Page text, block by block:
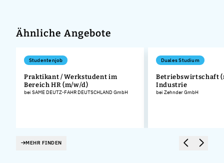
Ähnliche Angebote
Studentenjob
Praktikant / Werkstudent im
Bereich HR (m/w/d)
bei SAME DEUTZ-FAHR DEUTSCHLAND GmbH
Duales Studium
Betriebswirtschaft
Industrie
bei Zehnder GmbH
MEHR FINDEN